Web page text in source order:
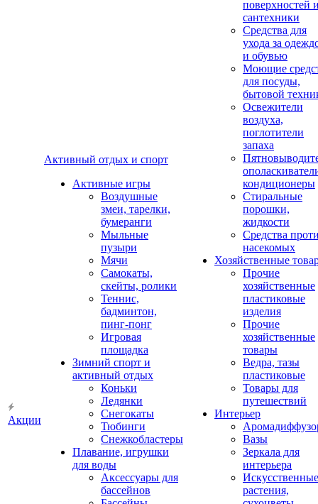
Акции
Активный отдых и спорт
Активные игры
Воздушные
змеи, тарелки,
бумеранги
Мыльные
пузыри
Мячи
Самокаты,
скейты, ролики
Теннис,
бадминтон,
пинг-понг
Игровая
площадка
Зимний спорт и
активный отдых
Коньки
Ледянки
Снегокаты
Тюбинги
Снежкобластеры
Плавание, игрушки
для воды
Аксессуары для
бассейнов
поверхностей
сантехники
Средства для
ухода за
и обувью
Моющие
для посуды,
бытовой
Освежители
воздуха,
поглотители
запаха
кондиционеры
Стиральные
порошки,
жидкости
Средства
насекомых
Хозяйственные
Прочие
хозяйственные
пластиковые
изделия
Прочие
хозяйственные
товары
Ведра, тазы
пластиковые
Товары для
путешествий
Интерьер
Вазы
Зеркала для
интерьера
Искусственные
растения,